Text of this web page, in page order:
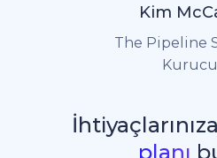
Kim
The Pipeline
İhtiyaçlarınıza
planı